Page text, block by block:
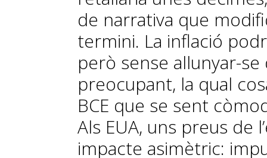
de narrativa que
termini. La inflació
però sense allunyar-
preocupant, la qual
BCE que se sent
Als EUA, uns preus de
impacte asimètric: